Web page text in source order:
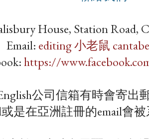
House, Station Road,
Email: editing 小老鼠
https://
公司信箱有時會寄出
是在亞洲註冊的email會